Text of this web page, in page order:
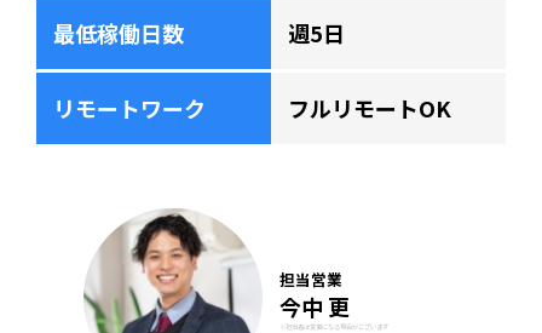
最低稼働日数 週5日
リモートワーク フルリモートOK
担当営業
今中 更
※担当者は変更になる場合がございます